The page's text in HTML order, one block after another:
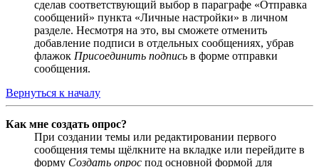
сделав соответствующий выбор в параграфе «Отправка
сообщений» пункта «Личные настройки» в личном
разделе. Несмотря на это, вы сможете отменить
добавление подписи в отдельных сообщениях, убрав
флажок Присоединить подпись в форме отправки
сообщения.
Вернуться к началу
Как мне создать опрос?
При создании темы или редактировании первого
сообщения темы щёлкните на вкладке или перейдите в
форму Создать опрос под основной формой для